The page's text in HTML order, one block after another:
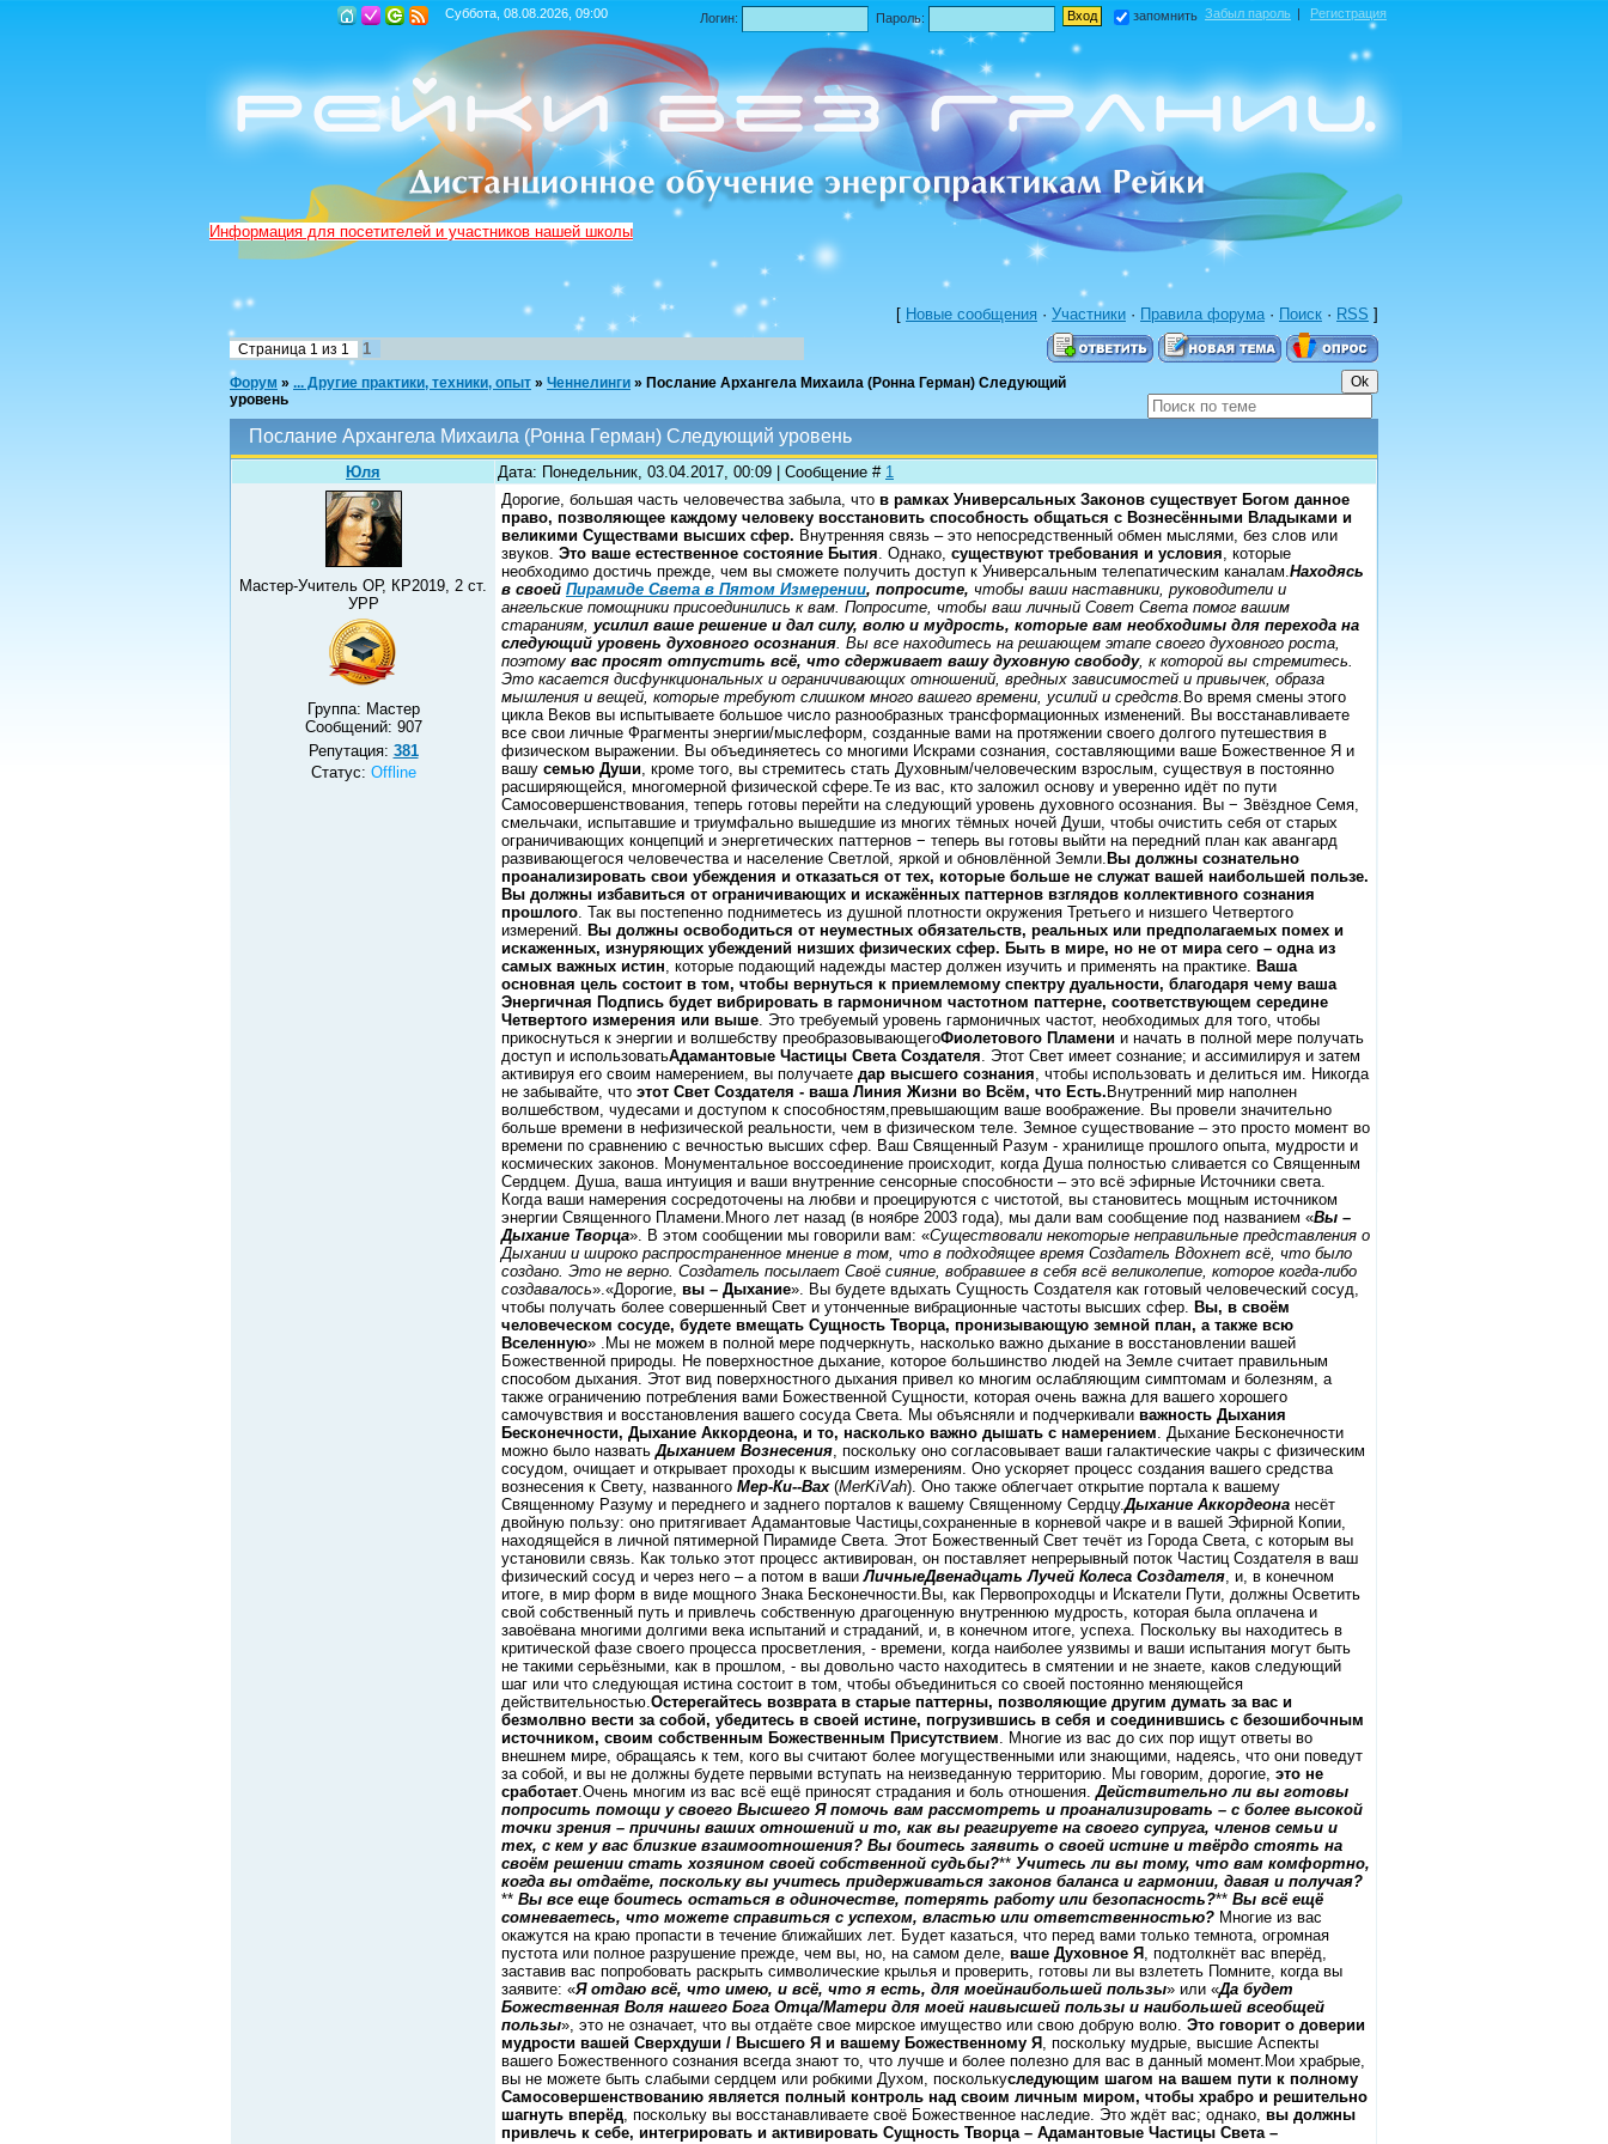
Суббота, 08.08.2026, 09:00 Логин: Пароль: запомнить Забыл пароль | Регистрация
Информация для посетителей и участников нашей школы
[ Новые сообщения · Участники · Правила форума · Поиск · RSS ]
Страница 1 из 1 1
Форум » ... Другие практики, техники, опыт » Ченнелинги » Послание Архангела Михаила (Ронна Герман) Следующий
уровень
Послание Архангела Михаила (Ронна Герман) Следующий уровень
Юля Дата: Понедельник, 03.04.2017, 00:09 | Сообщение # 1
Мастер-Учитель ОР, КР2019, 2 ст.
УРР
Группа: Мастер
Сообщений: 907
Репутация: 381
Статус: Offline
Дорогие, большая часть человечества забыла, что в рамках Универсальных Законов существует Богом данное
право, позволяющее каждому человеку восстановить способность общаться с Вознесёнными Владыками и
великими Существами высших сфер. Внутренняя связь – это непосредственный обмен мыслями, без слов или
звуков. Это ваше естественное состояние Бытия . Однако, существуют требования и условия , которые
необходимо достичь прежде, чем вы сможете получить доступ к Универсальным телепатическим каналам. Находясь
в своей Пирамиде Света в Пятом Измерении, попросите, чтобы ваши наставники, руководители и
ангельские помощники присоединились к вам. Попросите, чтобы ваш личный Совет Света помог вашим
стараниям, усилил ваше решение и дал силу, волю и мудрость, которые вам необходимы для перехода на
следующий уровень духовного осознания . Вы все находитесь на решающем этапе своего духовного роста,
поэтому вас просят отпустить всё, что сдерживает вашу духовную свободу, к которой вы стремитесь.
Это касается дисфункциональных и ограничивающих отношений, вредных зависимостей и привычек, образа
мышления и вещей, которые требуют слишком много вашего времени, усилий и средств. Во время смены этого
цикла Веков вы испытываете большое число разнообразных трансформационных изменений. Вы восстанавливаете
все свои личные Фрагменты энергии/мыслеформ, созданные вами на протяжении своего долгого путешествия в
физическом выражении. Вы объединяетесь со многими Искрами сознания, составляющими ваше Божественное Я и
вашу семью Души , кроме того, вы стремитесь стать Духовным/человеческим взрослым, существуя в постоянно
расширяющейся, многомерной физической сфере.Те из вас, кто заложил основу и уверенно идёт по пути
Самосовершенствования, теперь готовы перейти на следующий уровень духовного осознания. Вы − Звёздное Семя,
смельчаки, испытавшие и триумфально вышедшие из многих тёмных ночей Души, чтобы очистить себя от старых
ограничивающих концепций и энергетических паттернов − теперь вы готовы выйти на передний план как авангард
развивающегося человечества и население Светлой, яркой и обновлённой Земли. Вы должны сознательно
проанализировать свои убеждения и отказаться от тех, которые больше не служат вашей наибольшей пользе.
Вы должны избавиться от ограничивающих и искажённых паттернов взглядов коллективного сознания
прошлого . Так вы постепенно подниметесь из душной плотности окружения Третьего и низшего Четвертого
измерений. Вы должны освободиться от неуместных обязательств, реальных или предполагаемых помех и
искаженных, изнуряющих убеждений низших физических сфер. Быть в мире, но не от мира сего – одна из
самых важных истин , которые подающий надежды мастер должен изучить и применять на практике. Ваша
основная цель состоит в том, чтобы вернуться к приемлемому спектру дуальности, благодаря чему ваша
Энергичная Подпись будет вибрировать в гармоничном частотном паттерне, соответствующем середине
Четвертого измерения или выше . Это требуемый уровень гармоничных частот, необходимых для того, чтобы
прикоснуться к энергии и волшебству преобразовывающегоФиолетового Пламени и начать в полной мере получать
доступ и использоватьАдамантовые Частицы Света Создателя . Этот Свет имеет сознание; и ассимилируя и затем
активируя его своим намерением, вы получаете дар высшего сознания , чтобы использовать и делиться им. Никогда
не забывайте, что этот Свет Создателя - ваша Линия Жизни во Всём, что Есть.Внутренний мир наполнен
волшебством, чудесами и доступом к способностям,превышающим ваше воображение. Вы провели значительно
больше времени в нефизической реальности, чем в физическом теле. Земное существование – это просто момент во
времени по сравнению с вечностью высших сфер. Ваш Священный Разум - хранилище прошлого опыта, мудрости и
космических законов. Монументальное воссоединение происходит, когда Душа полностью сливается со Священным
Сердцем. Душа, ваша интуиция и ваши внутренние сенсорные способности – это всё эфирные Источники света.
Когда ваши намерения сосредоточены на любви и проецируются с чистотой, вы становитесь мощным источником
энергии Священного Пламени.Много лет назад (в ноябре 2003 года), мы дали вам сообщение под названием «Вы –
Дыхание Творца». В этом сообщении мы говорили вам: «Существовали некоторые неправильные представления о
Дыхании и широко распространенное мнение в том, что в подходящее время Создатель Вдохнет всё, что было
создано. Это не верно. Создатель посылает Своё сияние, вобравшее в себя всё великолепие, которое когда-либо
создавалось».«Дорогие, вы – Дыхание». Вы будете вдыхать Сущность Создателя как готовый человеческий сосуд,
чтобы получать более совершенный Свет и утонченные вибрационные частоты высших сфер. Вы, в своём
человеческом сосуде, будете вмещать Сущность Творца, пронизывающую земной план, а также всю
Вселенную» .Мы не можем в полной мере подчеркнуть, насколько важно дыхание в восстановлении вашей
Божественной природы. Не поверхностное дыхание, которое большинство людей на Земле считает правильным
способом дыхания. Этот вид поверхностного дыхания привел ко многим ослабляющим симптомам и болезням, а
также ограничению потребления вами Божественной Сущности, которая очень важна для вашего хорошего
самочувствия и восстановления вашего сосуда Света. Мы объясняли и подчеркивали важность Дыхания
Бесконечности, Дыхание Аккордеона, и то, насколько важно дышать с намерением . Дыхание Бесконечности
можно было назвать Дыханием Вознесения , поскольку оно согласовывает ваши галактические чакры с физическим
сосудом, очищает и открывает проходы к высшим измерениям. Оно ускоряет процесс создания вашего средства
вознесения к Свету, названного Мер-Ки--Вах(MerKiVah). Оно также облегчает открытие портала к вашему
Священному Разуму и переднего и заднего порталов к вашему Священному Сердцу. Дыхание Аккордеона несёт
двойную пользу: оно притягивает Адамантовые Частицы,сохраненные в корневой чакре и в вашей Эфирной Копии,
находящейся в личной пятимерной Пирамиде Света. Этот Божественный Свет течёт из Города Света, с которым вы
установили связь. Как только этот процесс активирован, он поставляет непрерывный поток Частиц Создателя в ваш
физический сосуд и через него – а потом в вашиЛичныеДвенадцать Лучей Колеса Создателя , и, в конечном
итоге, в мир форм в виде мощного Знака Бесконечности.Вы, как Первопроходцы и Искатели Пути, должны Осветить
свой собственный путь и привлечь собственную драгоценную внутреннюю мудрость, которая была оплачена и
завоёвана многими долгими века испытаний и страданий, и, в конечном итоге, успеха. Поскольку вы находитесь в
критической фазе своего процесса просветления, - времени, когда наиболее уязвимы и ваши испытания могут быть
не такими серьёзными, как в прошлом, - вы довольно часто находитесь в смятении и не знаете, каков следующий
шаг или что следующая истина состоит в том, чтобы объединиться со своей постоянно меняющейся
действительностью. Остерегайтесь возврата в старые паттерны, позволяющие другим думать за вас и
безмолвно вести за собой, убедитесь в своей истине, погрузившись в себя и соединившись с безошибочным
источником, своим собственным Божественным Присутствием . Многие из вас до сих пор ищут ответы во
внешнем мире, обращаясь к тем, кого вы считают более могущественными или знающими, надеясь, что они поведут
за собой, и вы не должны будете первыми вступать на неизведанную территорию. Мы говорим, дорогие, это не
сработает .Очень многим из вас всё ещё приносят страдания и боль отношения. Действительно ли вы готовы
попросить помощи у своего Высшего Я помочь вам рассмотреть и проанализировать – с более высокой
точки зрения – причины ваших отношений и то, как вы реагируете на своего супруга, членов семьи и
тех, с кем у вас близкие взаимоотношения? Вы боитесь заявить о своей истине и твёрдо стоять на
своём решении стать хозяином своей собственной судьбы?** Учитесь ли вы тому, что вам комфортно,
когда вы отдаёте, поскольку вы учитесь придерживаться законов баланса и гармонии, давая и получая?
** Вы все еще боитесь остаться в одиночестве, потерять работу или безопасность?** Вы всё ещё
сомневаетесь, что можете справиться с успехом, властью или ответственностью? Многие из вас
окажутся на краю пропасти в течение ближайших лет. Будет казаться, что перед вами только темнота, огромная
пустота или полное разрушение прежде, чем вы, но, на самом деле, ваше Духовное Я , подтолкнёт вас вперёд,
заставив вас попробовать раскрыть символические крылья и проверить, готовы ли вы взлететь Помните, когда вы
заявите: «Я отдаю всё, что имею, и всё, что я есть, для моейнаибольшей пользы» или «Да будет
Божественная Воля нашего Бога Отца/Матери для моей наивысшей пользы и наибольшей всеобщей
пользы», это не означает, что вы отдаёте свое мирское имущество или свою добрую волю. Это говорит о доверии
мудрости вашей Сверхдуши / Высшего Я и вашему Божественному Я , поскольку мудрые, высшие Аспекты
вашего Божественного сознания всегда знают то, что лучше и более полезно для вас в данный момент.Мои храбрые,
вы не можете быть слабыми сердцем или робкими Духом, посколькуследующим шагом на вашем пути к полному
Самосовершенствованию является полный контроль над своим личным миром, чтобы храбро и решительно
шагнуть вперёд , поскольку вы восстанавливаете своё Божественное наследие. Это ждёт вас; однако, вы должны
привлечь к себе, интегрировать и активировать Сущность Творца – Адамантовые Частицы Света –